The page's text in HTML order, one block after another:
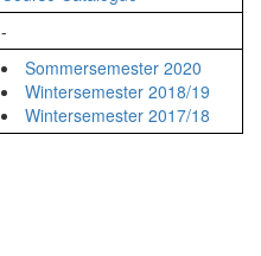
-
Sommersemester 2020
Wintersemester 2018/19
Wintersemester 2017/18